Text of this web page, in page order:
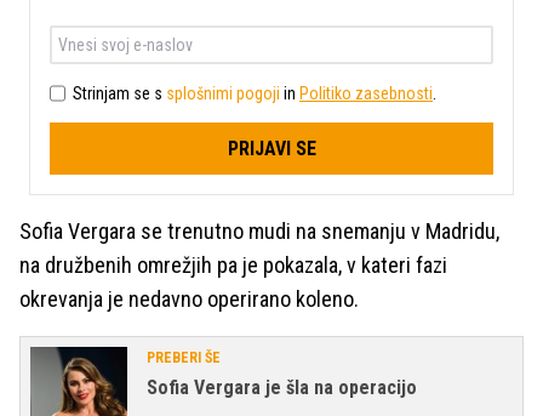
Strinjam se s splošnimi pogoji in Politiko zasebnosti
PRIJAVI SE
Sofia Vergara se trenutno mudi na snemanju v Madridu,
na družbenih omrežjih pa je pokazala, v kateri fazi
okrevanja je nedavno operirano koleno.
PREBERI ŠE
Sofia Vergara je šla na operacijo